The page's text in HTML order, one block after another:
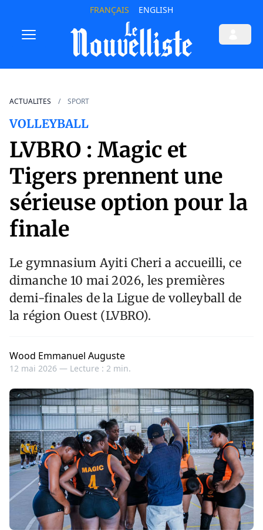
FRANÇAIS ENGLISH
ACTUALITES SPORT
VOLLEYBALL
LVBRO : Magic et
Tigers prennent une
sérieuse option pour la
finale
Le gymnasium Ayiti Cheri a accueilli, ce
dimanche 10 mai 2026, les premières
demi-finales de la Ligue de volleyball de
la région Ouest (LVBRO).
Wood Emmanuel Auguste
12 mai 2026 — Lecture : 2 min.